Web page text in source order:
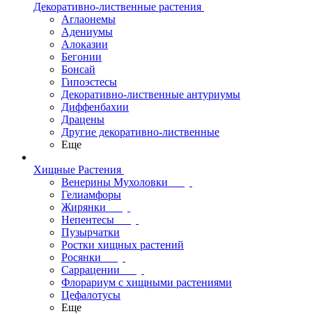
Декоративно-лиственные растения
Аглаонемы
Адениумы
Алоказии
Бегонии
Бонсай
Гипоэстесы
Декоративно-лиственные антуриумы
Диффенбахии
Драцены
Другие декоративно-лиственные
Еще
Хищные Растения
Венерины Мухоловки
Гелиамфоры
Жирянки
Непентесы
Пузырчатки
Ростки хищных растений
Росянки
Саррацении
Флорариум с хищными растениями
Цефалотусы
Еще